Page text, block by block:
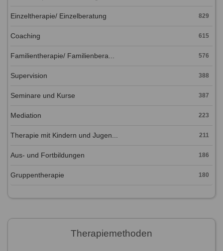
Einzeltherapie/ Einzelberatung 829
Coaching 615
Familientherapie/ Familienbera... 576
Supervision 388
Seminare und Kurse 387
Mediation 223
Therapie mit Kindern und Jugen... 211
Aus- und Fortbildungen 186
Gruppentherapie 180
Therapiemethoden